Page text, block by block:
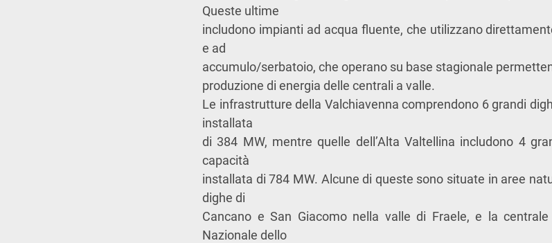
Queste ultime
includono impianti ad acqua fluente, che utilizzano
e ad
accumulo/serbatoio, che operano su base stagionale
produzione di energia delle centrali a valle.
Le infrastrutture della Valchiavenna comprendono 6 grandi
installata
di 384 MW, mentre quelle dell’Alta Valtellina includono 4
capacità
installata di 784 MW. Alcune di queste sono situate in aree
dighe di
Cancano e San Giacomo nella valle di Fraele, e la
Nazionale dello